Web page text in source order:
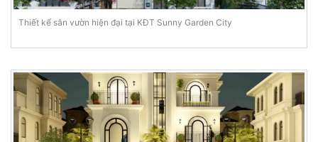
Thiết kế sân vườn hiện đại tại KĐT Sunny Garden City